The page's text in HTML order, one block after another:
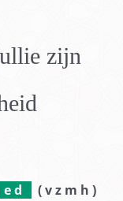
zijn
(vzmh)